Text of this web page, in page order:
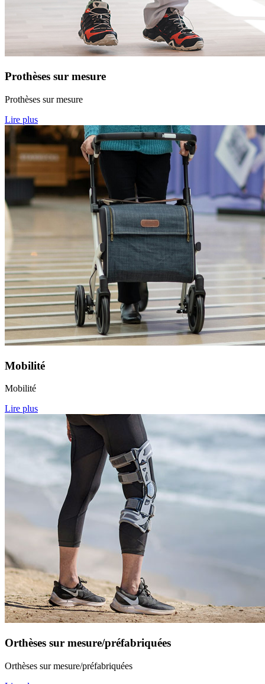
Prothèses sur mesure
Prothèses sur mesure
Lire plus
Mobilité
Mobilité
Lire plus
Orthèses sur mesure/préfabriquées
Orthèses sur mesure/préfabriquées